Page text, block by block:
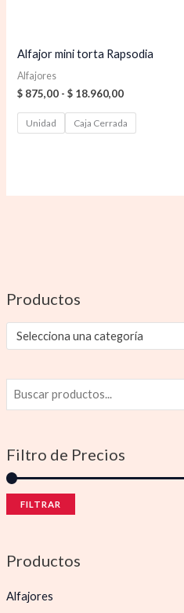
Productos
Selecciona una categoría
Filtro de Precios
FILTRAR
Productos
Alfajores
Alfajor mini torta Rapsodia
Alfajores
$ 875,00 - $ 18.960,00
Unidad Caja Cerrada